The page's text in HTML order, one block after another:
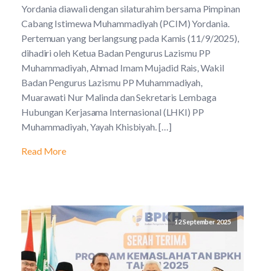
Yordania diawali dengan silaturahim bersama Pimpinan
Cabang Istimewa Muhammadiyah (PCIM) Yordania.
Pertemuan yang berlangsung pada Kamis (11/9/2025),
dihadiri oleh Ketua Badan Pengurus Lazismu PP
Muhammadiyah, Ahmad Imam Mujadid Rais, Wakil
Badan Pengurus Lazismu PP Muhammadiyah,
Muarawati Nur Malinda dan Sekretaris Lembaga
Hubungan Kerjasama Internasional (LHKI) PP
Muhammadiyah, Yayah Khisbiyah. […]
Read More
12 September 2025